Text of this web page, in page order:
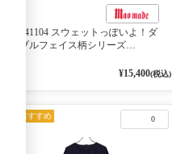
541104 スウェットっぽいよ！ダ
ブルフェイス柄シリーズ
2WAY プルオーバー 101オフベー
¥15,400(税込)
0
おすすめ